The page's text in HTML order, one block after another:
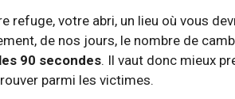
refuge, votre abri, un lieu où vous
de nos jours, le nombre de
90 secondes. Il vaut donc mieux
parmi les victimes.